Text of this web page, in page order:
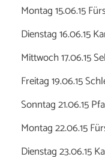
Montag 15.06.15
Dienstag 16.06.15
Mittwoch 17.06.15
Freitag 19.06.15
Sonntag 21.06.15
Montag 22.06.15
Dienstag 23.06.15